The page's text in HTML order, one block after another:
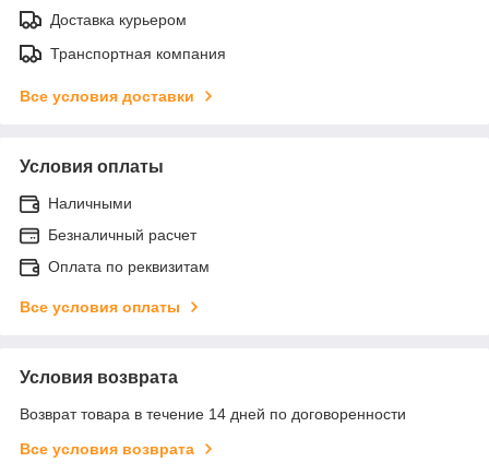
Доставка курьером
Транспортная компания
Все условия доставки
Условия оплаты
Наличными
Безналичный расчет
Оплата по реквизитам
Все условия оплаты
Условия возврата
Возврат товара в течение 14 дней по договоренности
Все условия возврата